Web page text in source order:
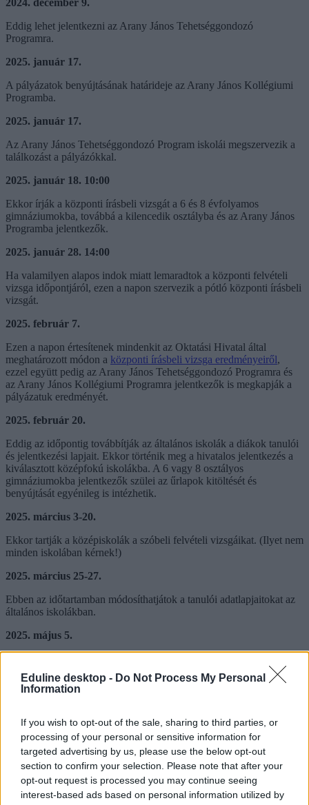
Eduline desktop - Do Not Process My Personal
Information
If you wish to opt-out of the sale, sharing to third parties, or
processing of your personal or sensitive information for
targeted advertising by us, please use the below opt-out
section to confirm your selection. Please note that after your
opt-out request is processed you may continue seeing
interest-based ads based on personal information utilized by
Eddig lehet jelentkezni az Arany János Tehetséggondozó
Programra.
2025. január 17.
A pályázatok benyújtásának határideje az Arany János Kollégiumi
Programba.
2025. január 17.
Az Arany János Tehetséggondozó Program iskolái megszervezik a
találkozást a pályázókkal.
2025. január 18. 10:00
Ekkor írják a központi írásbeli vizsgát a 6 és 8 évfolyamos
gimnáziumokba, továbbá a kilencedik osztályba és az Arany János
Programba jelentkezők.
2025. január 28. 14:00
Ha valamilyen alapos indok miatt lemaradtok a központi felvételi
vizsga időpontjáról, ezen a napon szervezik a pótló központi írásbeli
vizsgát.
2025. február 7.
Ezen a napon értesítenek mindenkit az Oktatási Hivatal által
meghatározott módon a központi írásbeli vizsga eredményeiről,
ezzel együtt pedig az Arany János Tehetséggondozó Programra és
az Arany János Kollégiumi Programra jelentkezők is megkapják a
pályázatuk eredményét.
2025. február 20.
Eddig az időpontig továbbítják az általános iskolák a diákok tanulói
és jelentkezési lapjait. Ekkor történik meg a hivatalos jelentkezés a
kiválasztott középfokú iskolákba. A 6 vagy 8 osztályos
gimnáziumokba jelentkezők szülei az űrlapok kitöltését és
benyújtását egyénileg is intézhetik.
2025. március 3-20.
Ekkor tartják a középiskolák a szóbeli felvételi vizsgáikat. (Ilyet nem
minden iskolában kérnek!)
2025. március 25-27.
Ebben az időtartamban módosíthatjátok a tanulói adatlapjaitokat az
általános iskolákban.
2025. május 5.
határozatokat a kiválaszott középiskoláktól.
2025. május 12. - augusztus 31.
Azokban az iskolákban, ahol a férőhelyek kevesebb mint 90
százalékát töltötték fel, ebben az időszakban rendkívüli felvételit
tartanak. Ekkor a jelentkezést már egyénileg kell intézni, közvetlenül
a kiválasztott iskolában.
2025. június 25-26.
Ekkor lesznek a beiratkozások a középfokú iskolákba.